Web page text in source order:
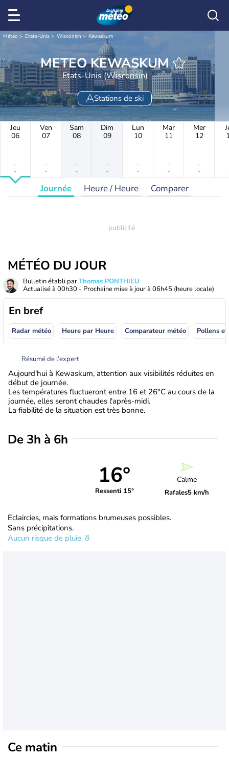
Météo Etats-Unis Wisconsin Kewaskum
METEO KEWASKUM
Etats-Unis (Wisconsin)
Stations de ski
Jeu
06
-
-
Ven
07
-
-
Sam
08
-
-
Dim
09
-
-
Lun
10
-
-
Mar
11
-
-
Mer
12
-
-
Journée Heure / Heure Comparer
MÉTÉO DU JOUR
Bulletin établi parThomas PONTHIEU
Actualisé à 00h30 - Prochaine mise à jour à 06h45 (heure locale)
En bref
Radar météo Heure par Heure Comparateur météo Pollens
Résumé de l’expert
Aujourd'hui à Kewaskum, attention aux visibilités réduites en
début de journée.
Les températures fluctueront entre 16 et 26°C au cours de la
journée, elles seront chaudes l'après-midi.
La fiabilité de la situation est très bonne.
De 3h à 6h
16°
Ressenti 15°
Calme
Rafales5 km/h
Eclaircies, mais formations brumeuses possibles.
Sans précipitations.
Aucun risque de pluie
Ce matin